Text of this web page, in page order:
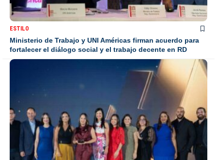
ESTILO
Ministerio de Trabajo y UNI Américas firman acuerdo para
fortalecer el diálogo social y el trabajo decente en RD